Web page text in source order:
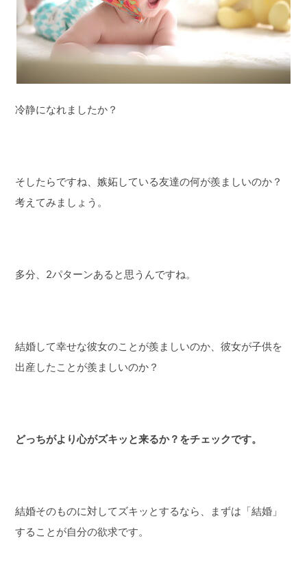
冷静になれましたか？
そしたらですね、嫉妬している友達の何が羨ましいのか？
考えてみましょう。
多分、2パターンあると思うんですね。
結婚して幸せな彼女のことが羨ましいのか、彼女が子供を
出産したことが羨ましいのか？
どっちがより心がズキッと来るか？をチェックです。
結婚そのものに対してズキッとするなら、まずは「結婚」
することが自分の欲求です。